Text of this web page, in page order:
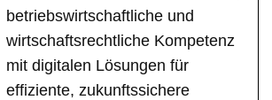
betriebswirtschaftliche und
wirtschaftsrechtliche Kompetenz
mit digitalen Lösungen für
effiziente, zukunftssichere